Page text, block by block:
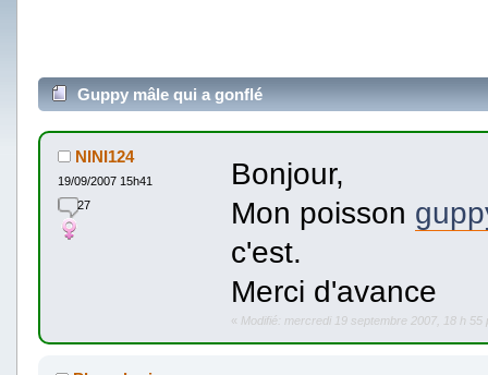
Guppy mâle qui a gonflé
NINI124
19/09/2007 15h41
27
Bonjour,
Mon poisson
c'est.
Merci d'avance
« Modifié: mercredi 19 septembre 2007, 18 h 55